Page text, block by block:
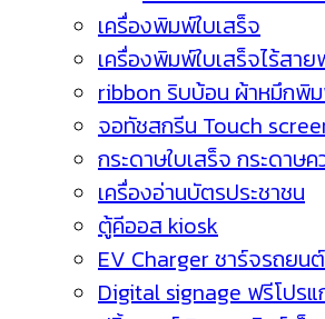
เครื่องพิมพ์ใบเสร็จ
เครื่องพิมพ์ใบเสร็จไร้สา
ribbon ริบบ้อน ผ้าหมึกพิ
จอทัชสกรีน Touch
กระดาษใบเสร็จ กระดาษ
เครื่องอ่านบัตรประชาชน
ตู้คีออส kiosk
EV Charger ชาร์จรถยน
Digital signage ฟรีโปรแ